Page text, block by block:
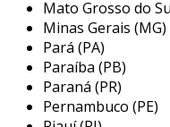
encontrado em
assegurando eficiência
operações. entre suas
destacam-se:
indústria
Mato Grosso do
Minas Gerais (MG)
Pará (PA)
Paraíba (PB)
Paraná (PR)
Pernambuco (PE)